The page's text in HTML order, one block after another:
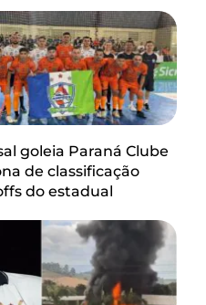
goleia Paraná Clube
de classificação
do estadual